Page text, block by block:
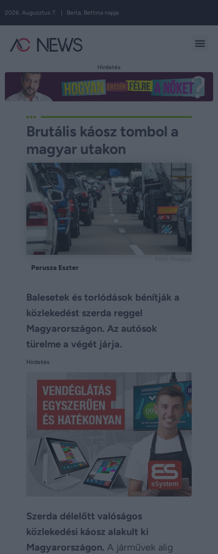
2026. Augusztus 7. | Berta, Bettina napja
Hirdetés
Brutális káosz tombol a
magyar utakon
Perusza Eszter
Balesetek és torlódások bénítják a
közlekedést szerda reggel
Magyarországon. Az autósok
türelme a végét járja.
Hirdetés
Szerda délelőtt valóságos
közlekedési káosz alakult ki
Magyarországon. A járművek alig